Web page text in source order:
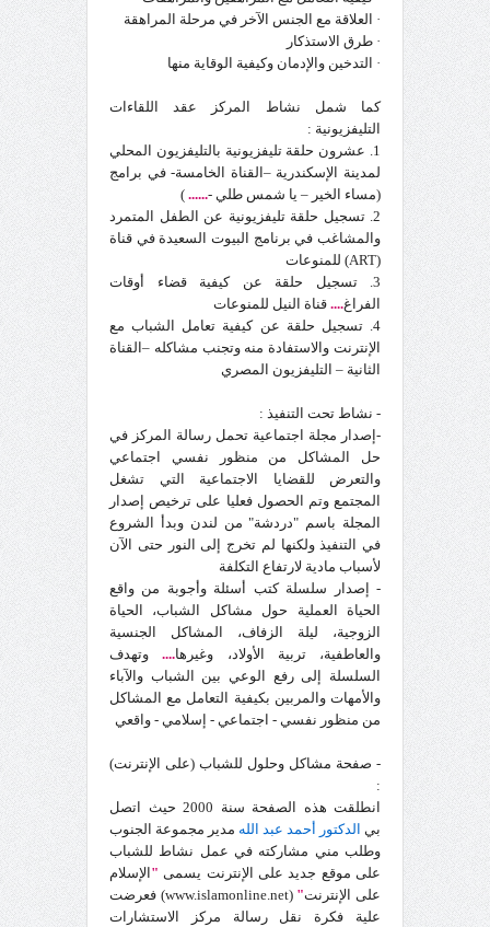
· العلاقة مع الجنس الآخر في مرحلة المراهقة
· طرق الاستذكار
· التدخين والإدمان وكيفية الوقاية منها
كما شمل نشاط المركز عقد اللقاءات
التليفزيونية :
1. عشرون حلقة تليفزيونية بالتليفزيون المحلي
لمدينة الإسكندرية –القناة الخامسة- في برامج
(مساء الخير – يا شمس طلي -......
)
2. تسجيل حلقة تليفزيونية عن الطفل المتمرد
والمشاغب في برنامج البيوت السعيدة في قناة
(ART) للمنوعات
3. تسجيل حلقة عن كيفية قضاء أوقات
الفراغ.... قناة النيل للمنوعات
4. تسجيل حلقة عن كيفية تعامل الشباب مع
الإنترنت والاستفادة منه وتجنب مشاكله –القناة
الثانية – التليفزيون المصري
- نشاط تحت التنفيذ :
-إصدار مجلة اجتماعية تحمل رسالة المركز في
حل المشاكل من منظور نفسي اجتماعي
والتعرض للقضايا الاجتماعية التي تشغل
المجتمع وتم الحصول فعليا على ترخيص إصدار
المجلة باسم "دردشة" من لندنوبدأ الشروع
في التنفيذ ولكنها لم تخرج إلى النور حتى الآن
لأسباب مادية لارتفاع التكلفة
- إصدار سلسلة كتب أسئلة وأجوبة من واقع
الحياة العملية حول مشاكل الشباب، الحياة
الزوجية، ليلة الزفاف، المشاكل الجنسية
والعاطفية، تربية الأولاد، وغيرها....وتهدف
السلسلة إلى رفع الوعي بين الشباب والآباء
والأمهات والمربين بكيفية التعامل مع المشاكل
من منظور نفسي - اجتماعي - إسلامي - واقعي
- صفحة مشاكل وحلول للشباب (على الإنترنت)
:
انطلقت هذه الصفحة سنة 2000 حيث اتصل
بي الدكتور أحمد عبد الله مدير مجموعة الجنوب
وطلب مني مشاركته في عمل نشاط للشباب
على موقع جديد على الإنترنت يسمى " الإسلام
على الإنترنت"
(www.islamonline.net) فعرضت
علية فكرة نقل رسالة مركز الاستشارات